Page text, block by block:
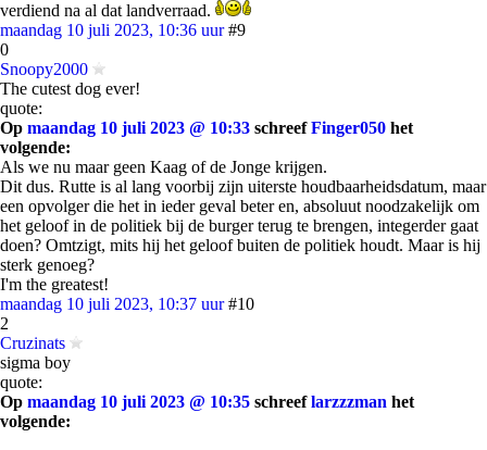
verdiend na al dat landverraad.
maandag 10 juli 2023, 10:36 uur #9
0
Snoopy2000
The cutest dog ever!
quote:
Op maandag 10 juli 2023 @ 10:33 schreefFinger050 het
volgende:
Als we nu maar geen Kaag of de Jonge krijgen.
Dit dus. Rutte is al lang voorbij zijn uiterste houdbaarheidsdatum, maar
een opvolger die het in ieder geval beter en, absoluut noodzakelijk om
het geloof in de politiek bij de burger terug te brengen, integerder gaat
doen? Omtzigt, mits hij het geloof buiten de politiek houdt. Maar is hij
sterk genoeg?
I'm the greatest!
maandag 10 juli 2023, 10:37 uur #10
2
Cruzinats
sigma boy
quote:
Op maandag 10 juli 2023 @ 10:35 schreeflarzzzman het
volgende: